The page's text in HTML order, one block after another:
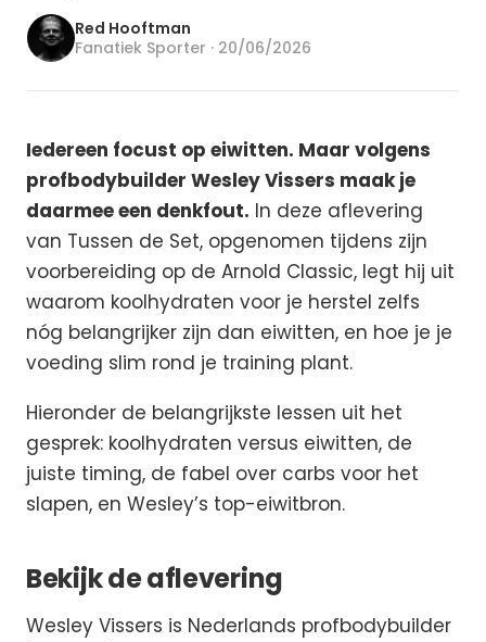
Red Hooftman
Fanatiek Sporter · 20/06/2026
Iedereen focust op eiwitten. Maar volgens
profbodybuilder Wesley Vissers maak je
daarmee een denkfout. In deze aflevering
van Tussen de Set, opgenomen tijdens zijn
voorbereiding op de Arnold Classic, legt hij uit
waarom koolhydraten voor je herstel zelfs
nóg belangrijker zijn dan eiwitten, en hoe je je
voeding slim rond je training plant.
Hieronder de belangrijkste lessen uit het
gesprek: koolhydraten versus eiwitten, de
juiste timing, de fabel over carbs voor het
slapen, en Wesley’s top-eiwitbron.
Bekijk de aflevering
Wesley Vissers is Nederlands profbodybuilder